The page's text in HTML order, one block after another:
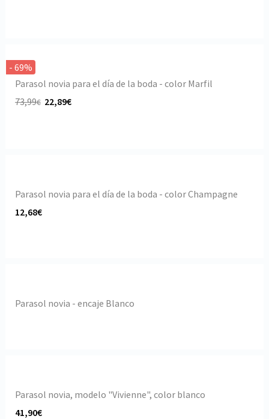
- 69%
Parasol novia para el día de la boda - color Marfil
73,99€ 22,89€
Parasol novia para el día de la boda - color Champagne
12,68€
Parasol novia - encaje Blanco
Parasol novia, modelo "Vivienne", color blanco
41,90€